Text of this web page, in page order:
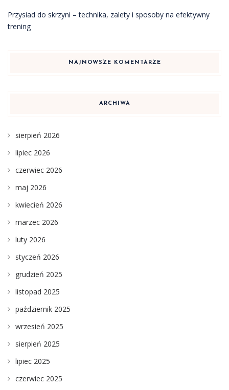
Przysiad do skrzyni – technika, zalety i sposoby na efektywny
trening
NAJNOWSZE KOMENTARZE
ARCHIWA
sierpień 2026
lipiec 2026
czerwiec 2026
maj 2026
kwiecień 2026
marzec 2026
luty 2026
styczeń 2026
grudzień 2025
listopad 2025
październik 2025
wrzesień 2025
sierpień 2025
lipiec 2025
czerwiec 2025